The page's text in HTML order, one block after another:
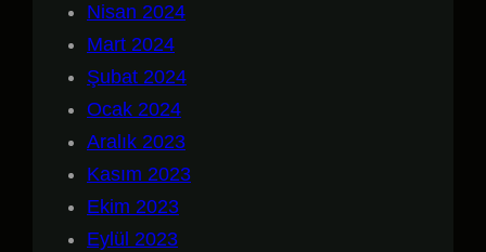
Nisan 2024
Mart 2024
Şubat 2024
Ocak 2024
Aralık 2023
Kasım 2023
Ekim 2023
Eylül 2023